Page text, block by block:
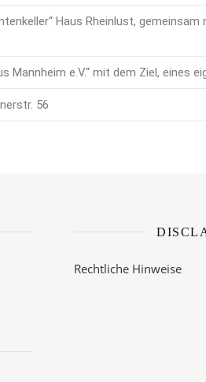
Haus Rheinlust,
Mannheim e.V.“ mit dem Ziel, eines
56
Rechtliche Hinweise